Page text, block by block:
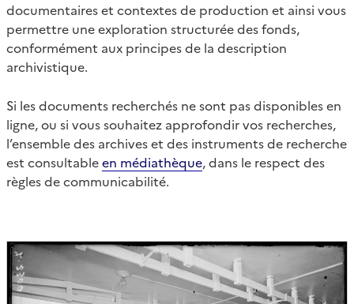
documentaires et contextes de production et ainsi vous
permettre une exploration structurée des fonds,
conformément aux principes de la description
archivistique.
Si les documents recherchés ne sont pas disponibles en
ligne, ou si vous souhaitez approfondir vos recherches,
l’ensemble des archives et des instruments de recherche
est consultableen médiathèque, dans le respect des
règles de communicabilité.